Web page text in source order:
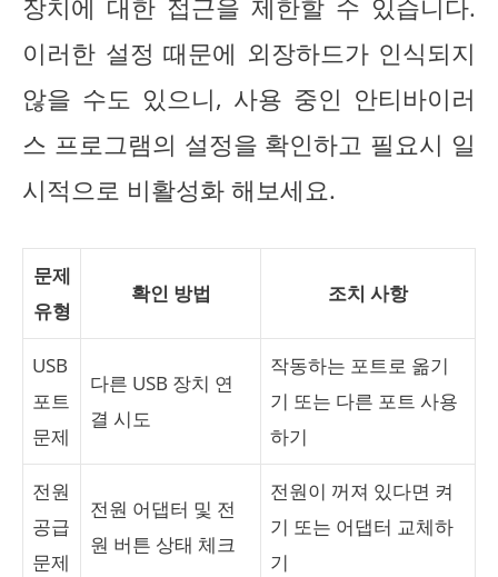
장치에 대한 접근을 제한할 수 있습니다.
이러한 설정 때문에 외장하드가 인식되지
않을 수도 있으니, 사용 중인 안티바이러
스 프로그램의 설정을 확인하고 필요시 일
시적으로 비활성화 해보세요.
문제
유형
확인 방법 조치 사항
USB
포트
문제
다른 USB 장치 연
결 시도
작동하는 포트로 옮기
기 또는 다른 포트 사용
하기
전원
공급
문제
전원 어댑터 및 전
원 버튼 상태 체크
전원이 꺼져 있다면 켜
기 또는 어댑터 교체하
기